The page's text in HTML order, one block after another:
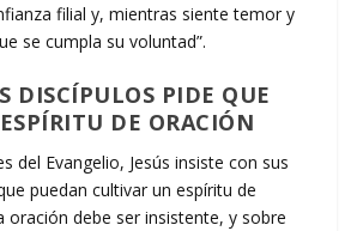
filial y, mientras siente temor y
se cumpla su voluntad”.
DISCÍPULOS PIDE QUE
DE ORACIÓN
del Evangelio, Jesús insiste con sus
puedan cultivar un espíritu de
oración debe ser insistente, y sobre